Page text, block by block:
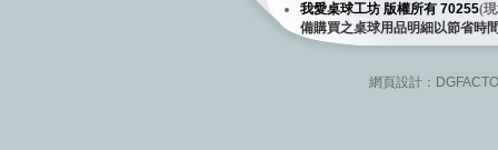
我愛桌球工坊 版權所有 70255(
備購買之桌球用品明細以節省時
網頁設計：